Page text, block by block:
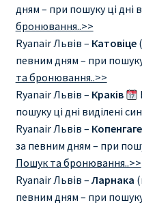
дням – при пошуку ці дні
бронювання..>>
Ryanair Львів – Катовіце
певним дням – при пошуку
та бронювання..>>
Ryanair Львів – Краків
пошуку ці дні виділені
Ryanair Львів –
за певним дням – при
Пошук та бронювання..>>
Ryanair Львів – Ларнака
певним дням – при пошуку